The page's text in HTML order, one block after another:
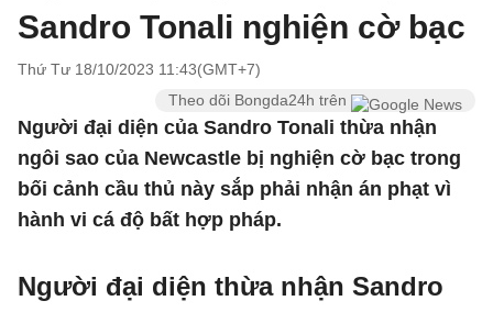
Sandro Tonali nghiện cờ bạc
Thứ Tư 18/10/2023 11:43(GMT+7)
Theo dõi Bongda24h trên
Người đại diện của Sandro Tonali thừa nhận
ngôi sao của Newcastle bị nghiện cờ bạc trong
bối cảnh cầu thủ này sắp phải nhận án phạt vì
hành vi cá độ bất hợp pháp.
Người đại diện thừa nhận Sandro